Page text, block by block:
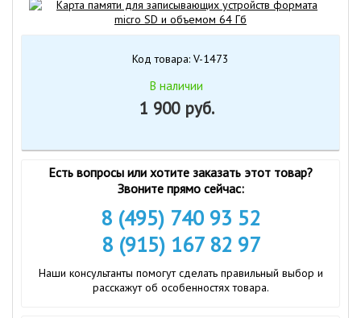
Код товара: V-1473
В наличии
1 900 руб.
Есть вопросы или хотите заказать этот товар?
Звоните прямо сейчас:
8 (495) 740 93 52
8 (915) 167 82 97
Наши консультанты помогут сделать правильный выбор и
расскажут об особенностях товара.